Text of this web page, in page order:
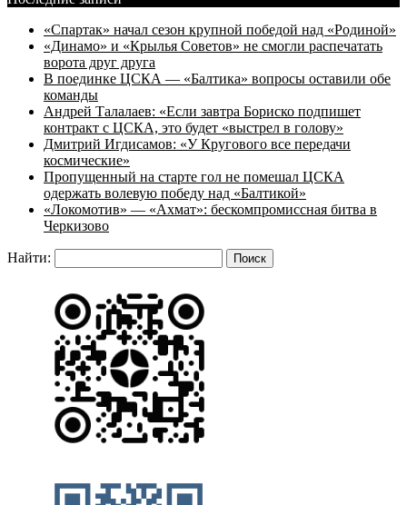
«Спартак» начал сезон крупной победой над «Родиной»
«Динамо» и «Крылья Советов» не смогли распечатать
ворота друг друга
В поединке ЦСКА — «Балтика» вопросы оставили обе
команды
Андрей Талалаев: «Если завтра Бориско подпишет
контракт с ЦСКА, это будет «выстрел в голову»
Дмитрий Игдисамов: «У Кругового все передачи
космические»
Пропущенный на старте гол не помешал ЦСКА
одержать волевую победу над «Балтикой»
«Локомотив» — «Ахмат»: бескомпромиссная битва в
Черкизово
Найти: